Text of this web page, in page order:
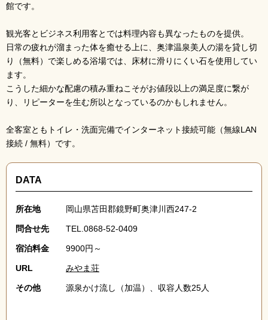
館です。
観光客とビジネス利用客とでは料理内容も異なったものを提供。
日常の疲れが溜まった体を癒せる上に、奥津温泉美人の湯を貸し切
り（無料）で楽しめる浴場では、床材に滑りにくい石を使用してい
ます。
こうした細かな配慮の積み重ねこそがお値段以上の満足度に繋が
り、リピーターを生む所以となっているのかもしれません。
全客室ともトイレ・洗面完備でインターネット接続可能（無線LAN
接続 / 無料）です。
DATA
所在地 岡山県苫田郡鏡野町奥津川西247-2
問合せ先 TEL.0868-52-0409
宿泊料金 9900円～
URL みやま荘
その他 源泉かけ流し（加温）、収容人数25人